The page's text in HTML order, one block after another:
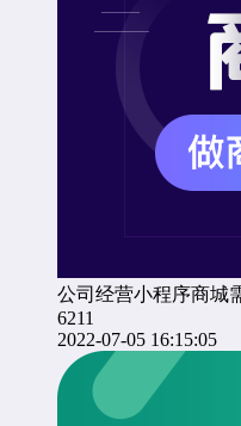
公司经营小程序商城
6211
2022-07-05 16:15:05